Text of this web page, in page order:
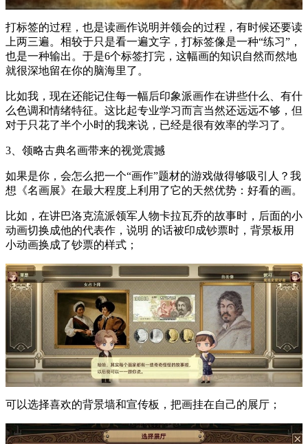
打标签的过程，也是读画作说明并领会的过程，有时候还要读
上两三遍。相较于只是看一遍文字，打标签像是一种“练习”，
也是一种输出。于是6个标签打完，这幅画的知识自然而然地
就很深地留在你的脑海里了。
比如我，现在还能记住每一幅后印象派画作在讲些什么、有什
么色调和情绪特征。这比起专业学习而言当然还远远不够，但
对于只花了半个小时的我来说，已经是很有效率的学习了。
3、领略古典名画带来的视觉震撼
如果是你，会怎么把一个“画作”题材的游戏做得够吸引人？我
想《名画展》在最大程度上利用了它的天然优势：好看的画。
比如，在讲巴洛克流派领军人物卡拉瓦乔的故事时，后面的小
动画切换成他的代表作，说明 的话被印成钞票时，背景板用
小动画换成了钞票的样式；
可以选择喜欢的背景墙和宣传板，把画挂在自己的展厅；